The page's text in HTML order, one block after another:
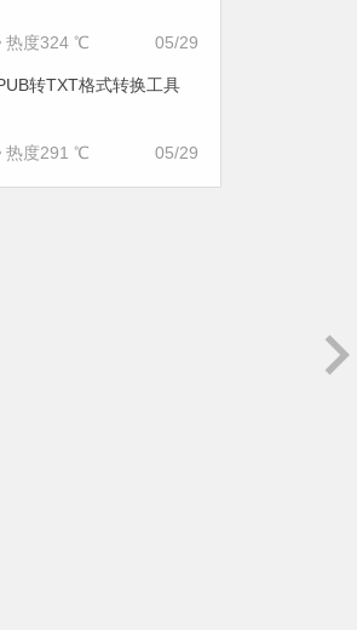
05/29
热度324 ℃
转TXT格式转换工具
05/29
热度291 ℃